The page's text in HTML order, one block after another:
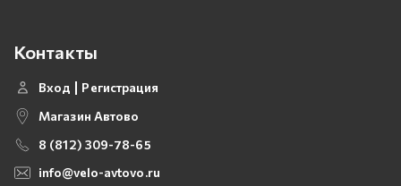
Контакты
Вход
Регистрация
Магазин Автово
8 (812) 309-78-65
info@velo-avtovo.ru